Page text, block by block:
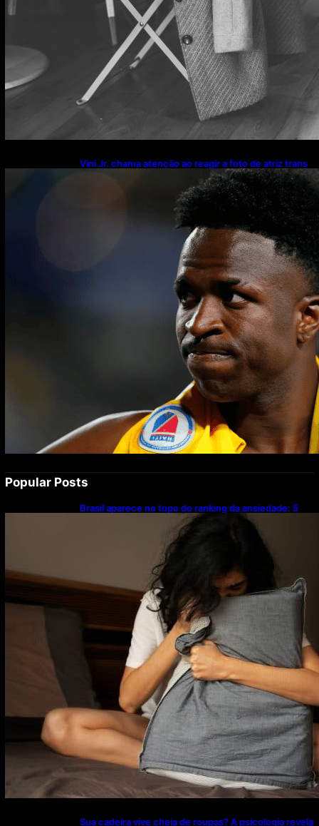
Vini Jr. chama atenção ao reagir a foto de atriz trans
enquanto namora Virginia
Popular Posts
Brasil aparece no topo do ranking da ansiedade: 5
hábitos simples podem ajudar a evitar o problema
Sua cadeira vive cheia de roupas? A psicologia revela